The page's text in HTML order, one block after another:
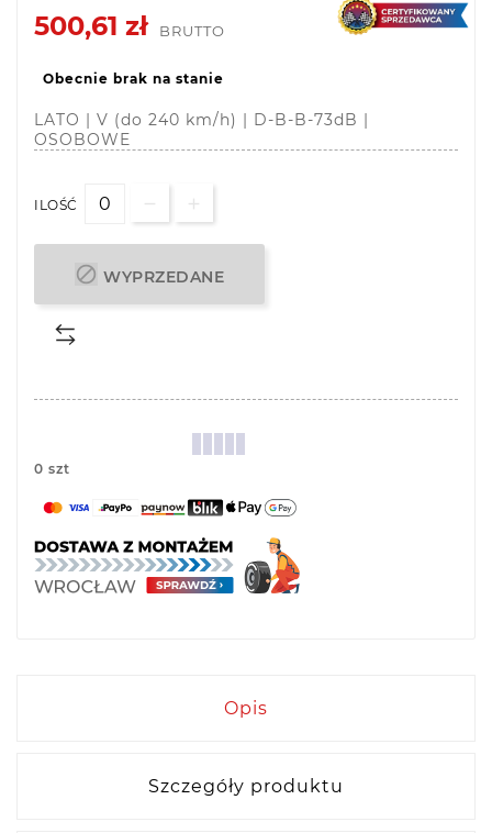
500,61 zł
BRUTTO
Obecnie brak na stanie
LATO | V (do 240 km/h) | D-B-B-73dB |
OSOBOWE
ILOŚĆ
 WYPRZEDANE
0 szt
Opis
Szczegóły produktu